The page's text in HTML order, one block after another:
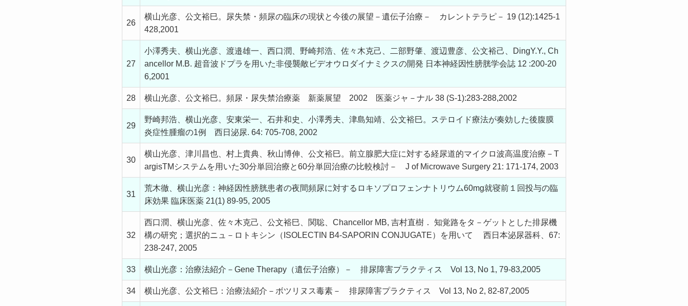
26
横山光彦、公文裕巳。尿失禁・頻尿の臨床の現状と今後の展望－遺伝子治療－ カレントテラピ－ 19 (12):1425-1
428,2001
27
小澤秀夫、横山光彦、渡邉雄一、西口潤、野崎邦浩、佐々木克己、二部野肇、渡辺豊彦、公文裕己、DingY.Y., Ch
ancellor M.B. 超音波ドプラを用いた非侵襲敵ビデオウロダイナミクスの開発 日本神経因性膀胱学会誌 12 :200-20
6,2001
28 横山光彦、公文裕巳。頻尿・尿失禁治療薬 新薬展望 2002 医薬ジャ－ナル 38 (S-1):283-288,2002
29
野崎邦浩、横山光彦、安東栄一、石井和史、小澤秀夫、津島知靖、公文裕巳。ステロイド療法が奏効した後腹膜
炎症性腫瘤の1例 西日泌尿. 64: 705-708, 2002
30
横山光彦、津川昌也、村上貴典、秋山博伸、公文裕巳。前立腺肥大症に対する経尿道的マイクロ波高温度治療－T
argisTMシステムを用いた30分単回治療と60分単回治療の比較検討－ J of Microwave Surgery 21: 171-174, 2003
31
荒木徹、横山光彦：神経因性膀胱患者の夜間頻尿に対するロキソプロフェンナトリウム60mg就寝前１回投与の臨
床効果 臨床医薬 21(1) 89-95, 2005
32
西口潤、横山光彦、佐々木克己、公文裕巳、関聡、Chancellor MB, 吉村直樹． 知覚路をタ－ゲットとした排尿機
構の研究；選択的ニュ－ロトキシン（ISOLECTIN B4-SAPORIN CONJUGATE）を用いて 西日本泌尿器科、67:
238-247, 2005
33 横山光彦：治療法紹介－Gene Therapy（遺伝子治療）－ 排尿障害プラクティス Vol 13, No 1, 79-83,2005
34 横山光彦、公文裕巳：治療法紹介－ボツリヌス毒素－ 排尿障害プラクティス Vol 13, No 2, 82-87,2005